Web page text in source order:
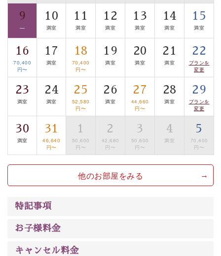
【旅】
■諏訪大社4社を巡る無料参拝バス
豊富な知識を持ったドライバー兼ガイドが諏訪大社をご
案内します。事前ご予約制ですので、ご利用ご希望の方
は【3日前まで】にお電話ください。
※交通規制などにより運行できない日がございます
※年末年始及び御柱祭前後は運行しておりません
以上がプラン内容です。
上諏訪温泉“しんゆ”なら諏訪大社など歴史ある諏訪の街
で心癒されます。 清らかな源泉、自然の恵みあるお食
事、諏訪湖に包まれるお部屋、 大人のたしなみを感じて
いただける、美しく癒される宿で贅沢に幸せのときを安
心してお過ごしください。
9
—
10
満室
11
満室
12
満室
13
満室
14
満室
15
満室
16
70,400
円〜
17
満室
18
70,400
円〜
19
満室
20
満室
21
満室
22
プランを
変更
23
満室
24
満室
25
52,580
円〜
26
満室
27
44,660
円〜
28
満室
29
プランを
変更
30
満室
31
46,640
円〜
1
50,600
円〜
2
42,680
円〜
3
50,600
円〜
4
満室
5
70,400
円〜
他のお部屋をみる
特記事項
お子様料金
キャンセル料金